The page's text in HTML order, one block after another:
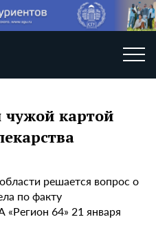
картой
решается вопрос о
по факту
64» 21 января